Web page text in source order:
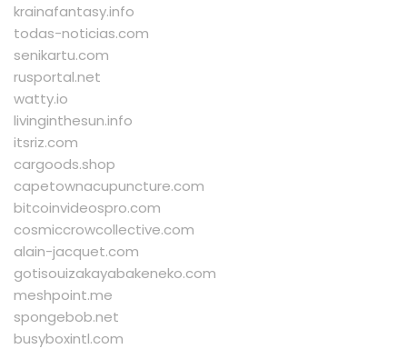
krainafantasy.info
todas-noticias.com
senikartu.com
rusportal.net
watty.io
livinginthesun.info
itsriz.com
cargoods.shop
capetownacupuncture.com
bitcoinvideospro.com
cosmiccrowcollective.com
alain-jacquet.com
gotisouizakayabakeneko.com
meshpoint.me
spongebob.net
busyboxintl.com